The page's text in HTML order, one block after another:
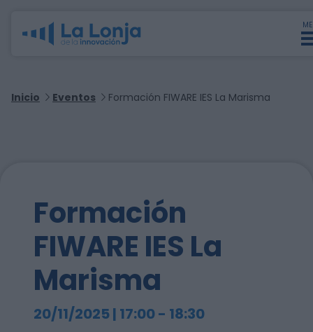
Inicio Eventos Formación FIWARE IES La Marisma
Formación
FIWARE IES La
Marisma
20/11/2025 | 17:00- 18:30